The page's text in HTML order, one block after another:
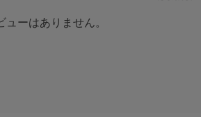
ューはありません。